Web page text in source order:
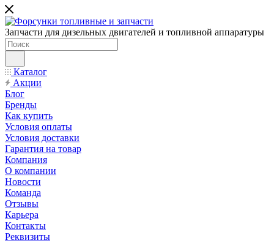
Запчасти для дизельных двигателей и топливной аппаратуры
Каталог
Акции
Блог
Бренды
Как купить
Условия оплаты
Условия доставки
Гарантия на товар
Компания
О компании
Новости
Команда
Отзывы
Карьера
Контакты
Реквизиты